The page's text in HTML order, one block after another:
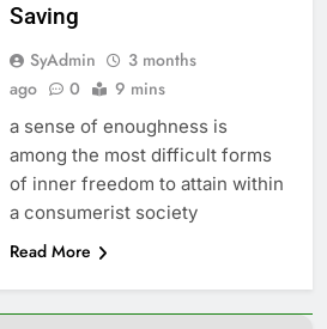
Saving
SyAdmin
3 months
ago
0 9 mins
a sense of enoughness is
among the most difficult forms
of inner freedom to attain within
a consumerist society
Read More